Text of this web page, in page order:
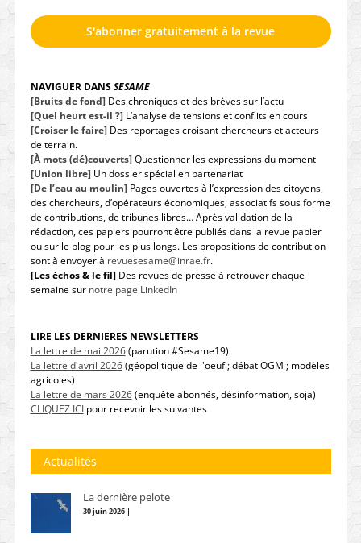
S'abonner gratuitement à la revue
NAVIGUER DANSSESAME
[Bruits de fond]Des chroniques et des brèves sur l’actu
[Quel heurt est-il ?]L’analyse de tensions et conflits en cours
[Croiser le faire]Des reportages croisant chercheurs et acteurs
de terrain.
[À mots (dé)couverts]Questionner les expressions du moment
[Union libre]Un dossier spécial en partenariat
[De l’eau au moulin]Pages ouvertes à l’expression des citoyens,
des chercheurs, d’opérateurs économiques, associatifs sous forme
de contributions, de tribunes libres… Après validation de la
rédaction, ces papiers pourront être publiés dans la revue papier
ou sur le blog pour les plus longs. Les propositions de contribution
sont à envoyer à revuesesame@inrae.fr.
[Les échos & le fil]Des revues de presse à retrouver chaque
semaine sur notre page LinkedIn
LIRE LES DERNIERES NEWSLETTERS
La lettre de mai 2026(parution #Sesame19)
La lettre d'avril 2026(géopolitique de l'oeuf ; débat OGM ; modèles
agricoles)
La lettre de mars 2026(enquête abonnés, désinformation, soja)
CLIQUEZ ICIpour recevoir les suivantes
Actualités
La dernière pelote
30 juin 2026 |